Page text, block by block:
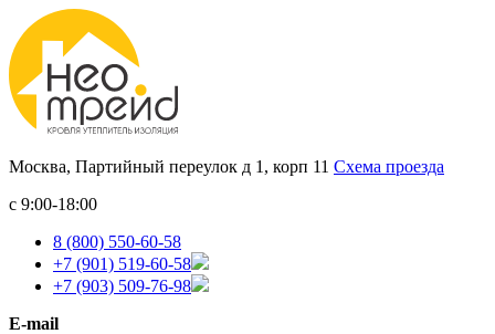
Москва, Партийный переулок д 1, корп 11 Схема проезда
с 9:00-18:00
8 (800) 550-60-58
+7 (901) 519-60-58
+7 (903) 509-76-98
E-mail